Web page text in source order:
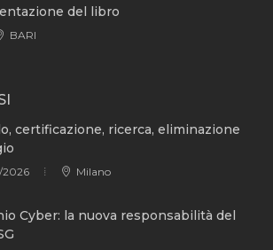
del libro
BARI
certificazione, ricerca, eliminazione
2026 Milano
Cyber: la nuova responsabilità del